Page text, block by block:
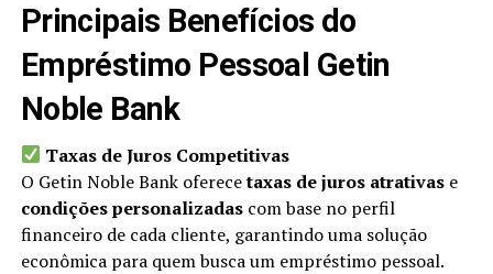
Principais Benefícios do
Empréstimo Pessoal Getin
Noble Bank
Taxas de Juros Competitivas
O Getin Noble Bank oferecetaxas de juros atrativase
condições personalizadascom base no perfil
financeiro de cada cliente, garantindo uma solução
econômica para quem busca um empréstimo pessoal.